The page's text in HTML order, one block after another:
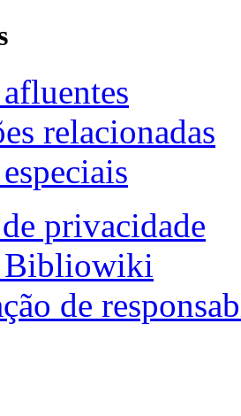
relacionadas
privacidade
Bibliowiki
de